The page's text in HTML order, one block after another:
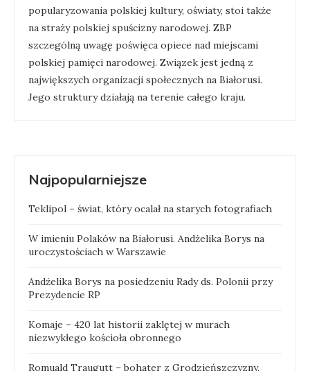
popularyzowania polskiej kultury, oświaty, stoi także
na straży polskiej spuścizny narodowej. ZBP
szczególną uwagę poświęca opiece nad miejscami
polskiej pamięci narodowej. Związek jest jedną z
największych organizacji społecznych na Białorusi.
Jego struktury działają na terenie całego kraju.
Najpopularniejsze
Teklipol – świat, który ocalał na starych fotografiach
W imieniu Polaków na Białorusi. Andżelika Borys na
uroczystościach w Warszawie
Andżelika Borys na posiedzeniu Rady ds. Polonii przy
Prezydencie RP
Komaje – 420 lat historii zaklętej w murach
niezwykłego kościoła obronnego
Romuald Traugutt – bohater z Grodzieńszczyzny,